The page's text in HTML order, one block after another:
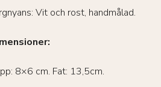
Vit och rost, handmålad.
8×6 cm. Fat: 13,5cm.